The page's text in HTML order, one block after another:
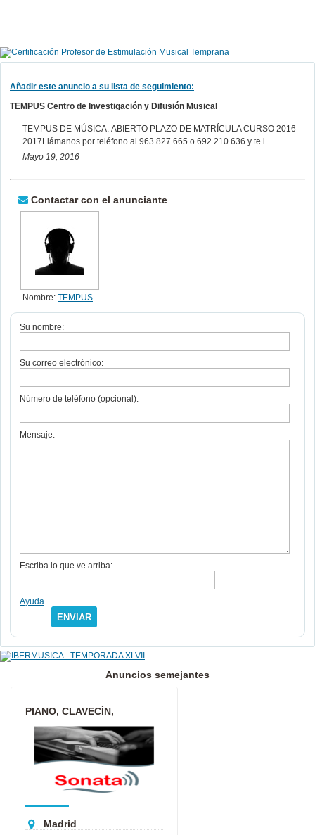
Añadir este anuncio a su lista de seguimiento:
TEMPUS Centro de Investigación y Difusión Musical
TEMPUS DE MÚSICA. ABIERTO PLAZO DE MATRÍCULA CURSO 2016-
2017Llámanos por teléfono al 963 827 665 o 692 210 636 y te i...
Mayo 19, 2016
Contactar con el anunciante
Nombre: TEMPUS
Su nombre:
Su correo electrónico:
Número de teléfono (opcional):
Mensaje:
Escriba lo que ve arriba:
Ayuda
ENVIAR
Anuncios semejantes
PIANO, CLAVECÍN,
ARMONÍA, ANÁLISIS,
COMPOSICIÓN, I...
Madrid